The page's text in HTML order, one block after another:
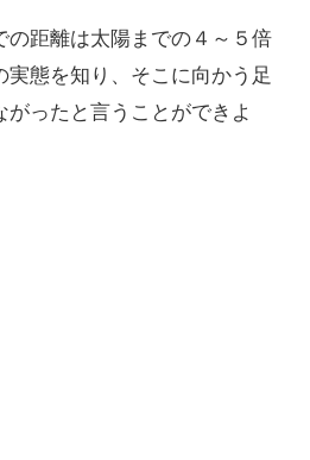
距離は太陽までの４～５倍
態を知り、そこに向かう足
ったと言うことができよ